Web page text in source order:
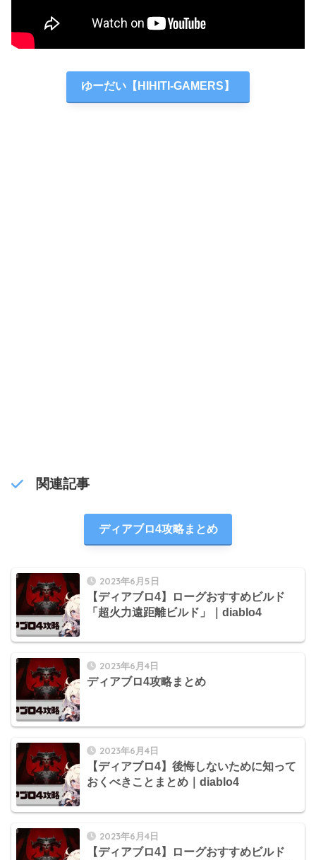
ゆーだい【HIHITI-GAMERS】
関連記事
ディアブロ4攻略まとめ
2023年6月5日
【ディアブロ4】ローグおすすめビルド
「超火力遠距離ビルド」｜diablo4
2023年6月4日
ディアブロ4攻略まとめ
2023年6月4日
【ディアブロ4】後悔しないために知って
おくべきことまとめ｜diablo4
2023年6月4日
【ディアブロ4】ローグおすすめビルド